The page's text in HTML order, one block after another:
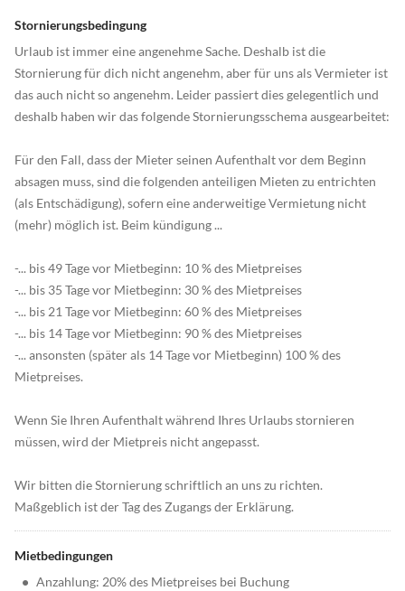
Stornierungsbedingung
Urlaub ist immer eine angenehme Sache. Deshalb ist die
Stornierung für dich nicht angenehm, aber für uns als Vermieter ist
das auch nicht so angenehm. Leider passiert dies gelegentlich und
deshalb haben wir das folgende Stornierungsschema ausgearbeitet:
Für den Fall, dass der Mieter seinen Aufenthalt vor dem Beginn
absagen muss, sind die folgenden anteiligen Mieten zu entrichten
(als Entschädigung), sofern eine anderweitige Vermietung nicht
(mehr) möglich ist. Beim kündigung ...
-... bis 49 Tage vor Mietbeginn: 10 % des Mietpreises
-... bis 35 Tage vor Mietbeginn: 30 % des Mietpreises
-... bis 21 Tage vor Mietbeginn: 60 % des Mietpreises
-... bis 14 Tage vor Mietbeginn: 90 % des Mietpreises
-... ansonsten (später als 14 Tage vor Mietbeginn) 100 % des
Mietpreises.
Wenn Sie Ihren Aufenthalt während Ihres Urlaubs stornieren
müssen, wird der Mietpreis nicht angepasst.
Wir bitten die Stornierung schriftlich an uns zu richten.
Maßgeblich ist der Tag des Zugangs der Erklärung.
Mietbedingungen
• Anzahlung: 20% des Mietpreises bei Buchung